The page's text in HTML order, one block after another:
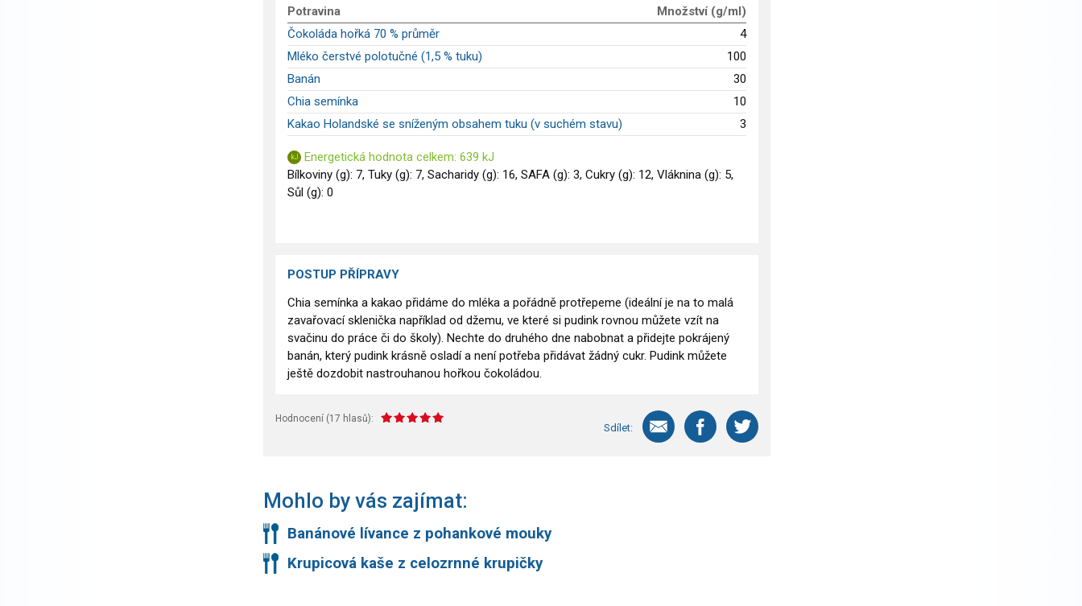
Potravina
Množství (g/ml)
Čokoláda hořká 70 % průměr
4
Mléko čerstvé polotučné (1,5 % tuku)
100
Banán
30
Chia semínka
10
Kakao Holandské se sníženým obsahem tuku (v suchém stavu)
3
Energetická hodnota celkem: 639 kJ
Bílkoviny (g): 7, Tuky (g): 7, Sacharidy (g): 16, SAFA (g): 3, Cukry (g): 12, Vláknina (g): 5,
Sůl (g): 0
POSTUP PŘÍPRAVY
Chia semínka a kakao přidáme do mléka a pořádně protřepeme (ideální je na to malá
zavařovací sklenička například od džemu, ve které si pudink rovnou můžete vzít na
svačinu do práce či do školy). Nechte do druhého dne nabobnat a přidejte pokrájený
banán, který pudink krásně osladí a není potřeba přidávat žádný cukr. Pudink můžete
ještě dozdobit nastrouhanou hořkou čokoládou.
Hodnocení (17 hlasů):
Sdílet:
Mohlo by vás zajímat:
Banánové lívance z pohankové mouky
Krupicová kaše z celozrnné krupičky